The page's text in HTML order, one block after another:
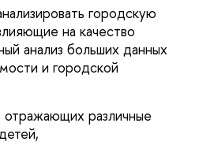
городскую
на качество
анализ больших данных
и городской
отражающих различные